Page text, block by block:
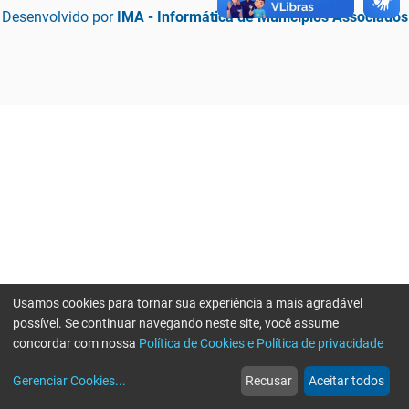
Desenvolvido por IMA - Informática de Municípios Associados
web
Notícias
more_horiz
Mais
Usamos cookies para tornar sua experiência a mais agradável
possível. Se continuar navegando neste site, você assume
concordar com nossa Política de Cookies e Política de privacidade
Gerenciar Cookies... Recusar Aceitar todos
Erro ao enviar informações, por favor tente novamente